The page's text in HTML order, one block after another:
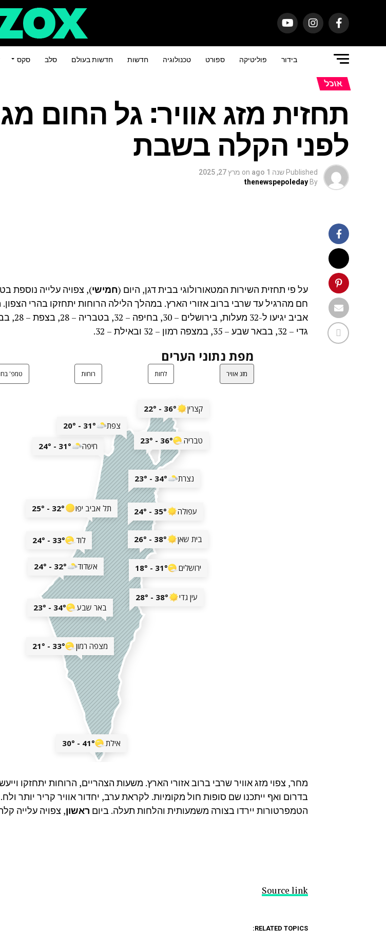
בידור פוליטיקה ספורט טכנולוגיה חדשות חדשות בעולם סלב סקס
אוכל
תחזית מזג אוויר: גל החום
לפני הקלה בשבת
Published שנה 1 ago on מרץ 27, 2025
By
thenewspepoleday
על פי תחזית השירות המטאורולוגי בבית דגן, היום (חמישי), צפויה עלייה נוספת
חם מהרגיל עד שרבי ברוב אזורי הארץ. במהלך הלילה הרוחות יתחזקו בהרי
גדי – 32, בבאר שבע – 35, במצפה רמון – 32 ובאילת – 32.
מחר, צפוי מזג אוויר שרבי ברוב אזורי הארץ. משעות הצהריים, הרוחות יתחזקו
בדרום ואף ייתכנו שם סופות חול מקומיות. לקראת ערב, יחדור אוויר קריר יותר ולח.
הטמפרטורות יירדו בצורה משמעותית והלחות תעלה. ביום ראשון, צפויה עלייה
Source link
RELATED TOPICS: